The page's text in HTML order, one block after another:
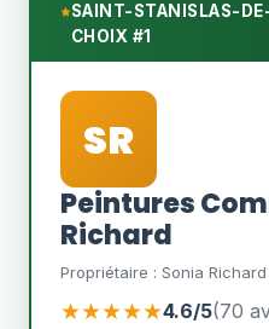
SAINT-STANISLAS-
CHOIX #1
SR
Peintures
Richard
Propriétaire : Sonia Richard
★★★★★4.6/5(70